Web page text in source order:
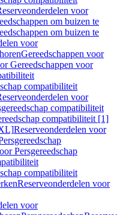
voor
om buizen te
om buizen te
voor
Gereedschappen voor
Gereedschappen voor
compatibiliteit
voor
compatibiliteit
compatibiliteit [1]
Reserveonderdelen voor
Persgereedschap
compatibiliteit
Reserveonderdelen voor
voor